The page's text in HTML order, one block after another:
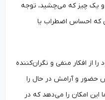
چیز که می‌چشید، توجه
احساس اضطراب یا
افکار منفی و نگران‌کننده
و آرامش در حال را
امکان را می‌دهد که در